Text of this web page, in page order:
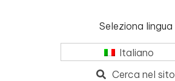
Seleziona lingua
Italiano
Cerca nel sito